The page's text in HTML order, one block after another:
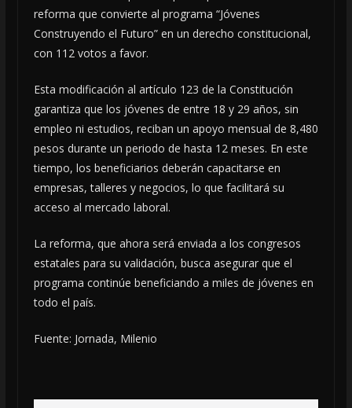
reforma que convierte al programa “Jóvenes
Construyendo el Futuro” en un derecho constitucional,
con 112 votos a favor.
Esta modificación al artículo 123 de la Constitución
garantiza que los jóvenes de entre 18 y 29 años, sin
empleo ni estudios, reciban un apoyo mensual de 8,480
pesos durante un periodo de hasta 12 meses. En este
tiempo, los beneficiarios deberán capacitarse en
empresas, talleres y negocios, lo que facilitará su
acceso al mercado laboral.
La reforma, que ahora será enviada a los congresos
estatales para su validación, busca asegurar que el
programa continúe beneficiando a miles de jóvenes en
todo el país.
Fuente: Jornada, Milenio